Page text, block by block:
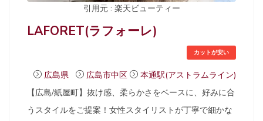
引用元 : 楽天ビューティー
LAFORET(ラフォーレ)
カットが安い
広島県 広島市中区
本通駅(アストラムライン)
【広島/紙屋町】抜け感、柔らかさをベースに、好みに合
うスタイルをご提案！女性スタイリストが丁寧で細かな